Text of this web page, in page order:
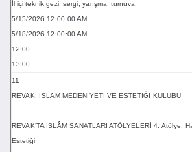
İl içi teknik gezi, sergi, yarışma, turnuva,
5/15/2026 12:00:00 AM
5/18/2026 12:00:00 AM
12:00
13:00
11
REVAK: İSLAM MEDENİYETİ VE ESTETİĞİ KULÜBÜ
REVAK’TA İSLÂM SANATLARI ATÖLYELERİ 4. Atölye:
Estetiği